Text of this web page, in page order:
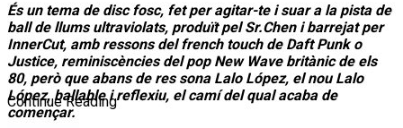
És un tema de disc fosc, fet per agitar-te i suar a la pista de
ball de llums ultraviolats, produït pel Sr.Chen i barrejat per
InnerCut, amb ressons del french touch de Daft Punk o
Justice, reminiscències del pop New Wave britànic de els
80, però que abans de res sona Lalo López, el nou Lalo
López, ballable i reflexiu, el camí del qual acaba de
començar.
Continue Reading